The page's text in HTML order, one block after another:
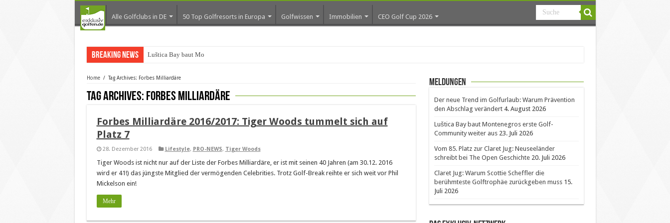
Alle Golfclubs in DE 50 Top Golfresorts in Europa Golfwissen Immobilien CEO Golf Cup 2026
Breaking News Luštica Bay baut Montenegro
Home / Tag Archives: Forbes Milliardäre
Tag Archives: Forbes Milliardäre
Forbes Milliardäre 2016/2017: Tiger Woods tummelt sich auf
Platz 7
28. Dezember 2016 Lifestyle, PRO-NEWS, Tiger Woods
Tiger Woods ist nicht nur auf der Liste der Forbes Milliardäre, er ist mit seinen 40 Jahren (am 30.12. 2016
wird er 41!) das jüngste Mitglied der vermögenden Celebrities. Trotz Golf-Break reihte er sich weit vor Phil
Mickelson ein!
Mehr
Meldungen
Der neue Trend im Golfurlaub: Warum Prävention
den Abschlag verändert 4. August 2026
Luštica Bay baut Montenegros erste Golf-
Community weiter aus 23. Juli 2026
Vom 85. Platz zur Claret Jug: Neuseeländer
schreibt bei The Open Geschichte 20. Juli 2026
Claret Jug: Warum Scottie Scheffler die
berühmteste Golftrophäe zurückgeben muss 15.
Juli 2026